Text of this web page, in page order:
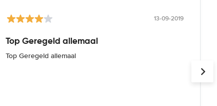
13-09-2019
Top Geregeld allemaal
Top Geregeld allemaal